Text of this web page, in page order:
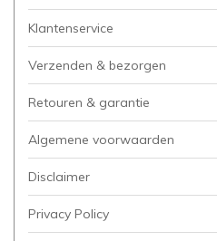
Klantenservice
Verzenden & bezorgen
Retouren & garantie
Algemene voorwaarden
Disclaimer
Privacy Policy